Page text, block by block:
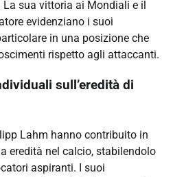
sua vittoria ai Mondiali e il
evidenziano i suoi
in una posizione che
rispetto agli attaccanti.
sull’eredità di
Lahm hanno contribuito in
eredità nel calcio, stabilendolo
aspiranti. I suoi